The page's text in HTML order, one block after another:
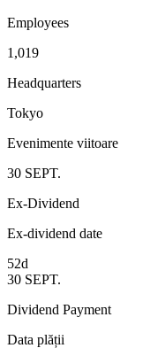
Employees
1,019
Headquarters
Tokyo
Evenimente viitoare
30 SEPT.
Ex-Dividend
Ex-dividend date
52d
30 SEPT.
Dividend Payment
Data plății